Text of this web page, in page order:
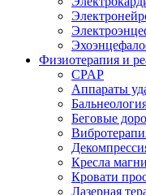
Физиотерапия и
CPAP
Аппараты
Беговые
Кресла
Кровати
Лазерная